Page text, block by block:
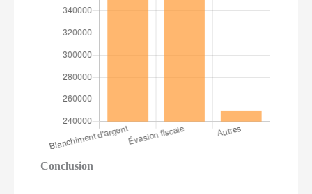
Conclusion